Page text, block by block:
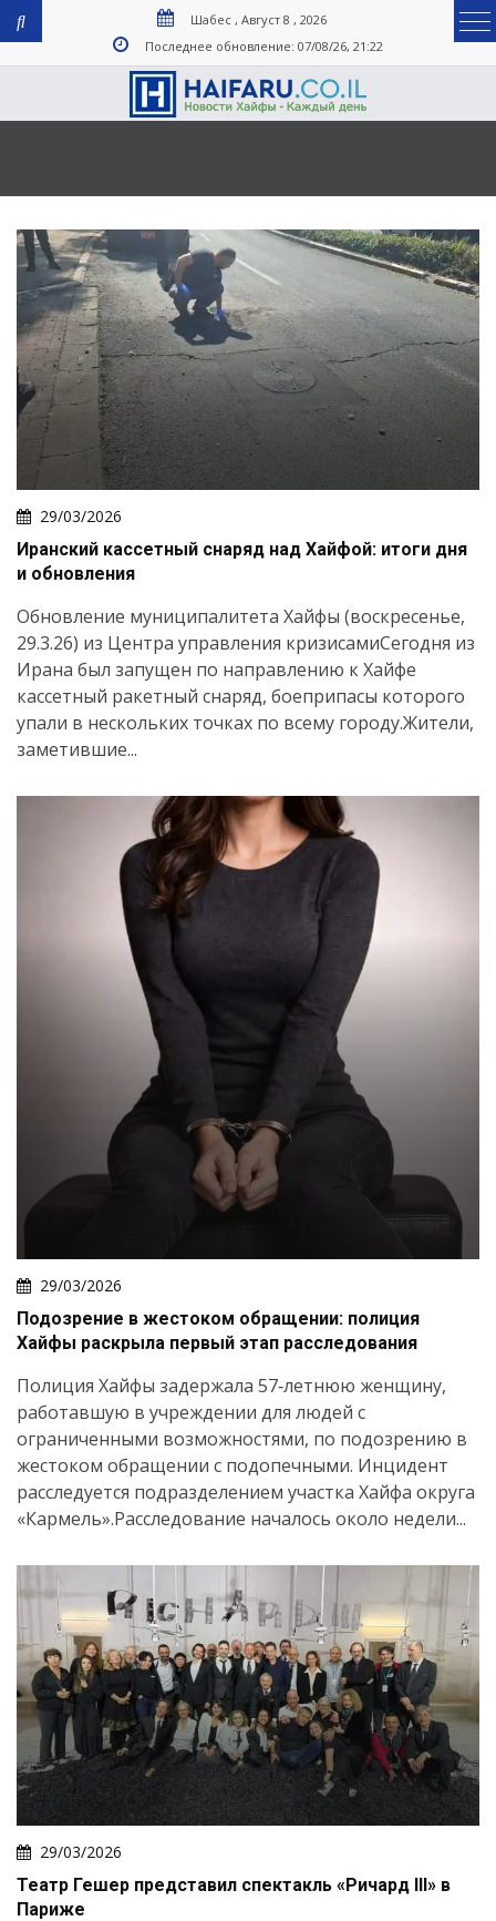
Шабес , Август 8 , 2026
Последнее обновление: 07/08/26, 21:22
29/03/2026
Иранский кассетный снаряд над Хайфой: итоги дня
и обновления
Обновление муниципалитета Хайфы (воскресенье,
29.3.26) из Центра управления кризисамиСегодня из
Ирана был запущен по направлению к Хайфе
кассетный ракетный снаряд, боеприпасы которого
упали в нескольких точках по всему городу.Жители,
заметившие...
29/03/2026
Подозрение в жестоком обращении: полиция
Хайфы раскрыла первый этап расследования
Полиция Хайфы задержала 57‑летнюю женщину,
работавшую в учреждении для людей с
ограниченными возможностями, по подозрению в
жестоком обращении с подопечными. Инцидент
расследуется подразделением участка Хайфа округа
«Кармель».Расследование началось около недели...
29/03/2026
Театр Гешер представил спектакль «Ричард III» в
Париже